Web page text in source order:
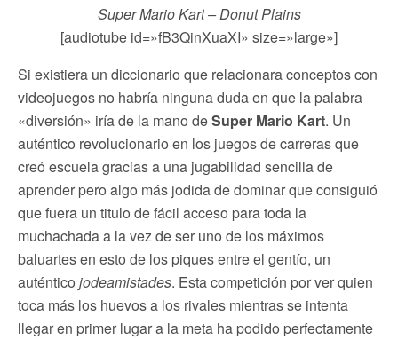
Super Mario Kart – Donut Plains
[audiotube id=»fB3QinXuaXI» size=»large»]
Si existiera un diccionario que relacionara conceptos con
videojuegos no habría ninguna duda en que la palabra
«diversión» iría de la mano deSuper Mario Kart. Un
auténtico revolucionario en los juegos de carreras que
creó escuela gracias a una jugabilidad sencilla de
aprender pero algo más jodida de dominar que consiguió
que fuera un titulo de fácil acceso para toda la
muchachada a la vez de ser uno de los máximos
baluartes en esto de los piques entre el gentío, un
auténtico jodeamistades. Esta competición por ver quien
toca más los huevos a los rivales mientras se intenta
llegar en primer lugar a la meta ha podido perfectamente